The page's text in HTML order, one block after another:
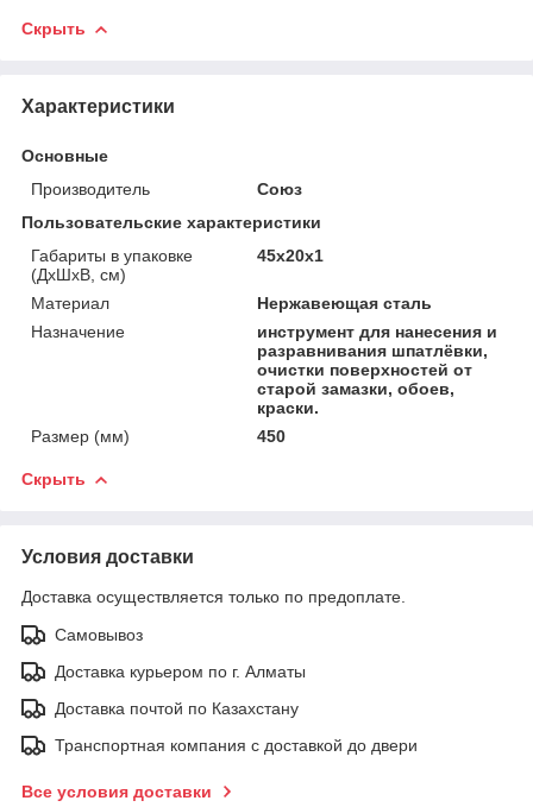
Скрыть
Характеристики
Основные
Производитель
Союз
Пользовательские характеристики
Габариты в упаковке
(ДхШхВ, см)
45x20x1
Материал
Нержавеющая сталь
Назначение
инструмент для нанесения и
разравнивания шпатлёвки,
очистки поверхностей от
старой замазки, обоев,
краски.
Размер (мм)
450
Скрыть
Условия доставки
Доставка осуществляется только по предоплате.
Самовывоз
Доставка курьером по г. Алматы
Доставка почтой по Казахстану
Транспортная компания с доставкой до двери
Все условия доставки